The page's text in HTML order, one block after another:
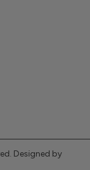
Designed by